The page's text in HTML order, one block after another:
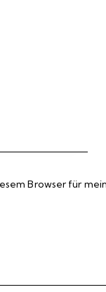
Browser für